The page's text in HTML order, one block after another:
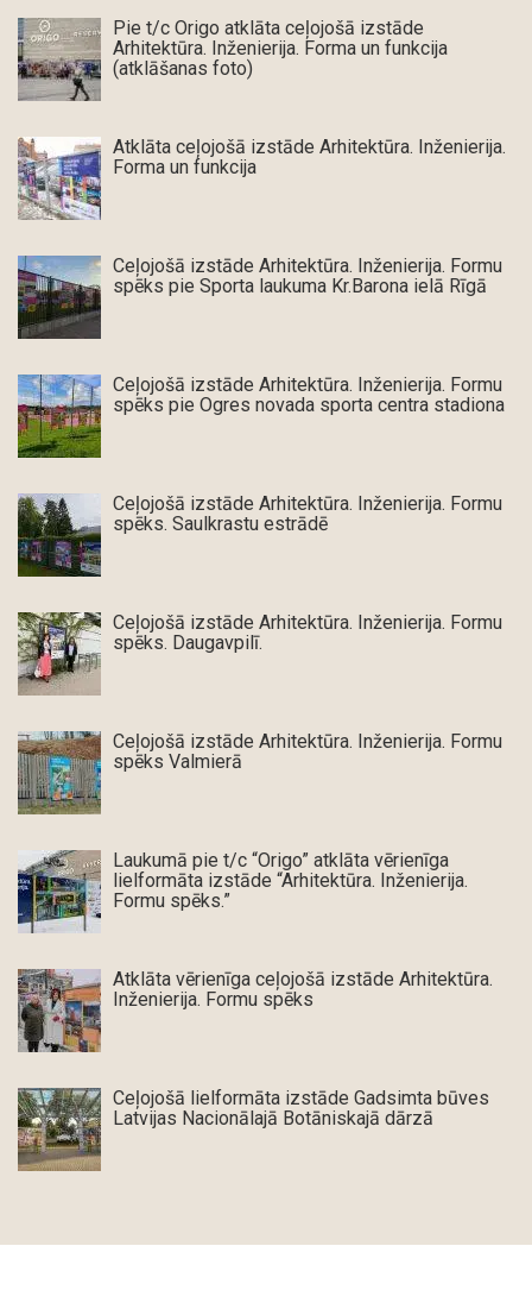
Pie t/c Origo atklāta ceļojošā izstāde
Arhitektūra. Inženierija. Forma un funkcija
(atklāšanas foto)
Atklāta ceļojošā izstāde Arhitektūra. Inženierija.
Forma un funkcija
Ceļojošā izstāde Arhitektūra. Inženierija. Formu
spēks pie Sporta laukuma Kr.Barona ielā Rīgā
Ceļojošā izstāde Arhitektūra. Inženierija. Formu
spēks pie Ogres novada sporta centra stadiona
Ceļojošā izstāde Arhitektūra. Inženierija. Formu
spēks. Saulkrastu estrādē
Ceļojošā izstāde Arhitektūra. Inženierija. Formu
spēks. Daugavpilī.
Ceļojošā izstāde Arhitektūra. Inženierija. Formu
spēks Valmierā
Laukumā pie t/c “Origo” atklāta vērienīga
lielformāta izstāde “Arhitektūra. Inženierija.
Formu spēks.”
Atklāta vērienīga ceļojošā izstāde Arhitektūra.
Inženierija. Formu spēks
Ceļojošā lielformāta izstāde Gadsimta būves
Latvijas Nacionālajā Botāniskajā dārzā